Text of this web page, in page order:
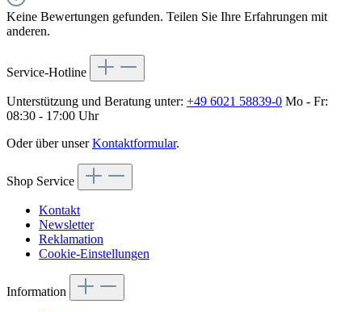
Keine Bewertungen gefunden. Teilen Sie Ihre Erfahrungen mit
anderen.
Service-Hotline
Unterstützung und Beratung unter: +49 6021 58839-0 Mo - Fr:
08:30 - 17:00 Uhr
Oder über unserKontaktformular.
Shop Service
Kontakt
Newsletter
Reklamation
Cookie-Einstellungen
Information